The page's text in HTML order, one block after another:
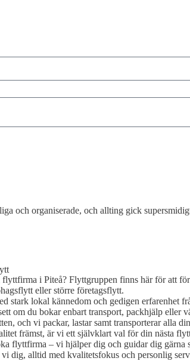
och organiserade, och allting gick
i Piteå? Flyttgruppen finns här för att
eller större företagsflytt.
stark lokal kännedom och gedigen erfarenhet
om du bokar enbart transport, packhjälp eller
och vi packar, lastar samt transporterar alla
främst, är vi ett självklart val för din nästa
flyttfirma – vi hjälper dig och guidar dig
dig, alltid med kvalitetsfokus och personlig